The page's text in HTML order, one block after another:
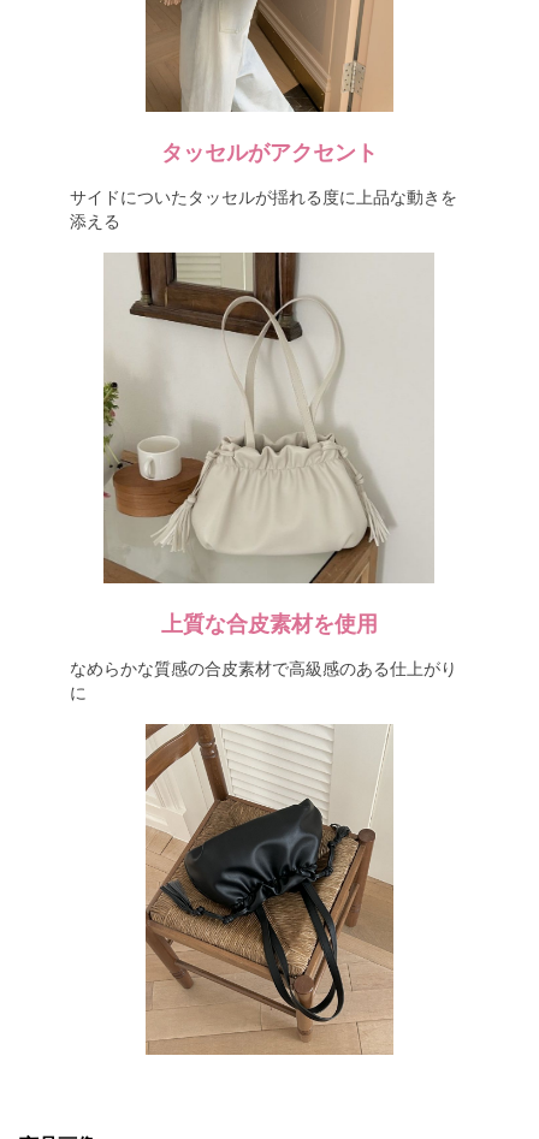
タッセルがアクセント
サイドについたタッセルが揺れる度に上品な動きを
添える
上質な合皮素材を使用
なめらかな質感の合皮素材で高級感のある仕上がり
に